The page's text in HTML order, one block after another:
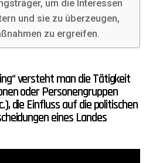
um die Interessen
und sie zu überzeugen,
zu ergreifen.
versteht man die Tätigkeit
oder Personengruppen
die Einfluss auf die politischen
eines Landes